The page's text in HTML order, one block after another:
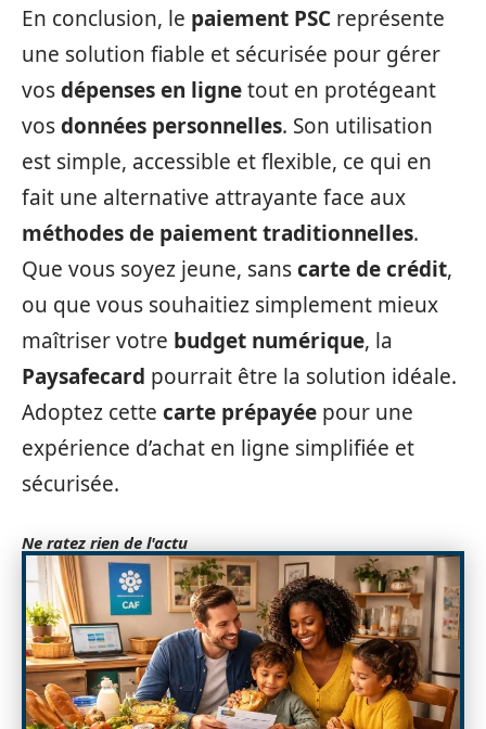
En conclusion, le paiement PSC représente
une solution fiable et sécurisée pour gérer
vosdépenses en lignetout en protégeant
vosdonnées personnelles. Son utilisation
est simple, accessible et flexible, ce qui en
fait une alternative attrayante face aux
méthodes de paiement traditionnelles.
Que vous soyez jeune, sanscarte de crédit,
ou que vous souhaitiez simplement mieux
maîtriser votre budget numérique, la
Paysafecard pourrait être la solution idéale.
Adoptez cette carte prépayée pour une
expérience d’achat en ligne simplifiée et
sécurisée.
Ne ratez rien de l'actu